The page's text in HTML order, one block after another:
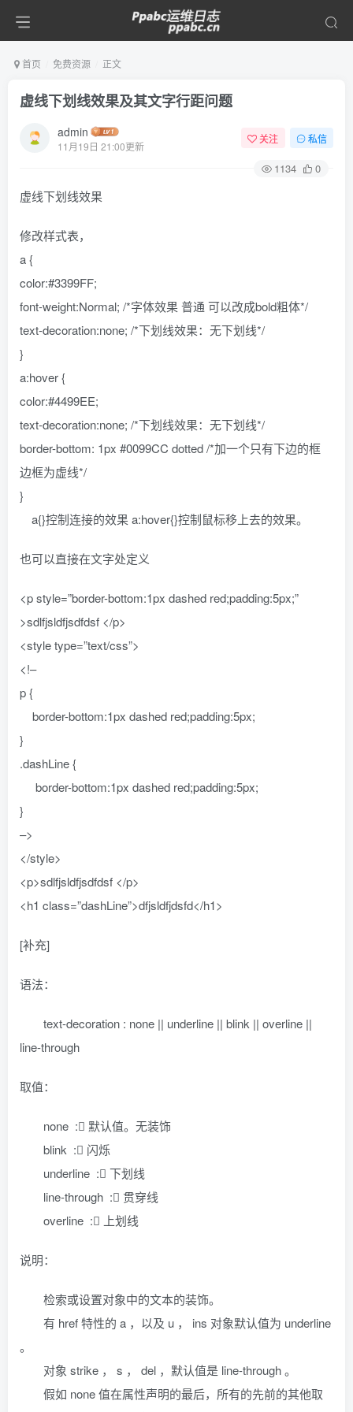
首页 免费资源 正文
虚线下划线效果及其文字行距问题
admin
11月19日 21:00更新
关注 私信
1134 0
虚线下划线效果
修改样式表，
a {
color:#3399FF;
font-weight:Normal; /*字体效果 普通 可以改成bold粗体*/
text-decoration:none; /*下划线效果：无下划线*/
}
a:hover {
color:#4499EE;
text-decoration:none; /*下划线效果：无下划线*/
border-bottom: 1px #0099CC dotted /*加一个只有下边的框
边框为虚线*/
}
a{}控制连接的效果 a:hover{}控制鼠标移上去的效果。
也可以直接在文字处定义
<p style=”border-bottom:1px dashed red;padding:5px;”
>sdlfjsldfjsdfdsf </p>
<style type=”text/css”>
<!–
p {
border-bottom:1px dashed red;padding:5px;
}
.dashLine {
border-bottom:1px dashed red;padding:5px;
}
–>
</style>
<p>sdlfjsldfjsdfdsf </p>
<h1 class=”dashLine”>dfjsldfjdsfd</h1>
[补充]
语法：
text-decoration : none || underline || blink || overline ||
line-through
取值：
none : 默认值。无装饰
blink : 闪烁
underline : 下划线
line-through : 贯穿线
overline : 上划线
说明：
检索或设置对象中的文本的装饰。
有 href 特性的 a ，以及 u ， ins 对象默认值为 underline
。
对象 strike ， s ， del ，默认值是 line-through 。
假如 none 值在属性声明的最后，所有的先前的其他取